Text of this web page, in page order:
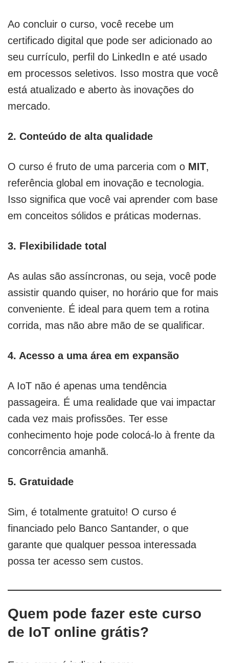
Ao concluir o curso, você recebe um
certificado digital que pode ser adicionado ao
seu currículo, perfil do LinkedIn e até usado
em processos seletivos. Isso mostra que você
está atualizado e aberto às inovações do
mercado.
2. Conteúdo de alta qualidade
O curso é fruto de uma parceria com o MIT,
referência global em inovação e tecnologia.
Isso significa que você vai aprender com base
em conceitos sólidos e práticas modernas.
3. Flexibilidade total
As aulas são assíncronas, ou seja, você pode
assistir quando quiser, no horário que for mais
conveniente. É ideal para quem tem a rotina
corrida, mas não abre mão de se qualificar.
4. Acesso a uma área em expansão
A IoT não é apenas uma tendência
passageira. É uma realidade que vai impactar
cada vez mais profissões. Ter esse
conhecimento hoje pode colocá-lo à frente da
concorrência amanhã.
5. Gratuidade
Sim, é totalmente gratuito! O curso é
financiado pelo Banco Santander, o que
garante que qualquer pessoa interessada
possa ter acesso sem custos.
Quem pode fazer este curso
de IoT online grátis?